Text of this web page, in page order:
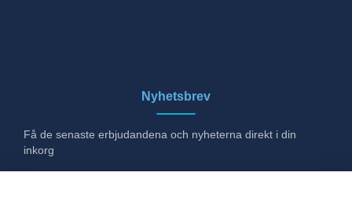
Nyhetsbrev
Få de senaste erbjudandena och nyheterna direkt i din
inkorg